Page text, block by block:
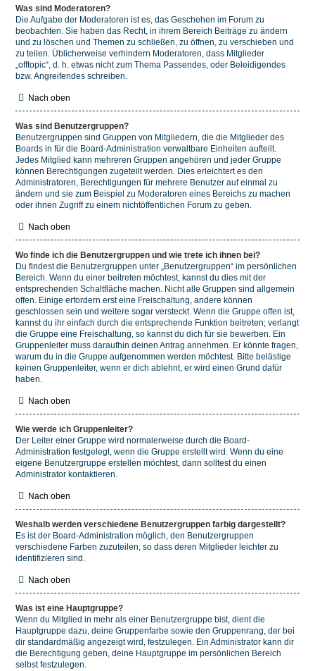
Was sind Moderatoren?
Die Aufgabe der Moderatoren ist es, das Geschehen im Forum zu
beobachten. Sie haben das Recht, in ihrem Bereich Beiträge zu ändern
und zu löschen und Themen zu schließen, zu öffnen, zu verschieben und
zu teilen. Üblicherweise verhindern Moderatoren, dass Mitglieder
„offtopic“, d. h. etwas nicht zum Thema Passendes, oder Beleidigendes
bzw. Angreifendes schreiben.
Nach oben
Was sind Benutzergruppen?
Benutzergruppen sind Gruppen von Mitgliedern, die die Mitglieder des
Boards in für die Board-Administration verwaltbare Einheiten aufteilt.
Jedes Mitglied kann mehreren Gruppen angehören und jeder Gruppe
können Berechtigungen zugeteilt werden. Dies erleichtert es den
Administratoren, Berechtigungen für mehrere Benutzer auf einmal zu
ändern und sie zum Beispiel zu Moderatoren eines Bereichs zu machen
oder ihnen Zugriff zu einem nichtöffentlichen Forum zu geben.
Nach oben
Wo finde ich die Benutzergruppen und wie trete ich ihnen bei?
Du findest die Benutzergruppen unter „Benutzergruppen“ im persönlichen
Bereich. Wenn du einer beitreten möchtest, kannst du dies mit der
entsprechenden Schaltfläche machen. Nicht alle Gruppen sind allgemein
offen. Einige erfordern erst eine Freischaltung, andere können
geschlossen sein und weitere sogar versteckt. Wenn die Gruppe offen ist,
kannst du ihr einfach durch die entsprechende Funktion beitreten; verlangt
die Gruppe eine Freischaltung, so kannst du dich für sie bewerben. Ein
Gruppenleiter muss daraufhin deinen Antrag annehmen. Er könnte fragen,
warum du in die Gruppe aufgenommen werden möchtest. Bitte belästige
keinen Gruppenleiter, wenn er dich ablehnt, er wird einen Grund dafür
haben.
Nach oben
Wie werde ich Gruppenleiter?
Der Leiter einer Gruppe wird normalerweise durch die Board-
Administration festgelegt, wenn die Gruppe erstellt wird. Wenn du eine
eigene Benutzergruppe erstellen möchtest, dann solltest du einen
Administrator kontaktieren.
Nach oben
Weshalb werden verschiedene Benutzergruppen farbig dargestellt?
Es ist der Board-Administration möglich, den Benutzergruppen
verschiedene Farben zuzuteilen, so dass deren Mitglieder leichter zu
identifizieren sind.
Nach oben
Was ist eine Hauptgruppe?
Wenn du Mitglied in mehr als einer Benutzergruppe bist, dient die
Hauptgruppe dazu, deine Gruppenfarbe sowie den Gruppenrang, der bei
dir standardmäßig angezeigt wird, festzulegen. Ein Administrator kann dir
die Berechtigung geben, deine Hauptgruppe im persönlichen Bereich
selbst festzulegen.